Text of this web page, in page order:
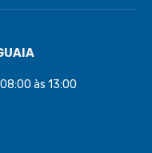
às 13:00